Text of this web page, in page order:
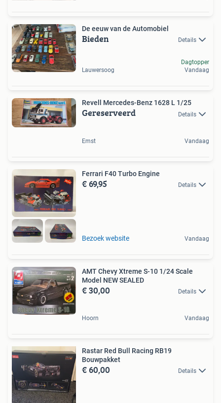
De eeuw van de Automobiel
Bieden Details
Lauwersoog
Dagtopper
Vandaag
Revell Mercedes-Benz 1628 L 1/25
Gereserveerd Details
Emst Vandaag
Ferrari F40 Turbo Engine
€ 69,95 Details
Bezoek website Vandaag
AMT Chevy Xtreme S-10 1/24 Scale
Model NEW SEALED
€ 30,00 Details
Hoorn Vandaag
Rastar Red Bull Racing RB19
Bouwpakket
€ 60,00 Details